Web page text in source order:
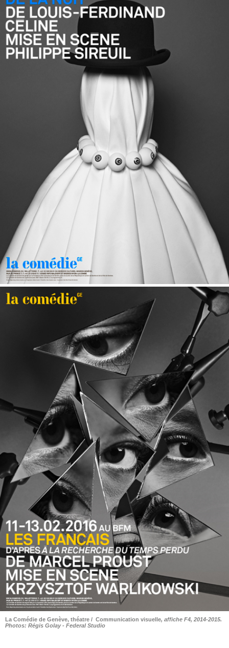
La Comédie de Genève, théatre / Communication visuelle, affiche F4, 2014-2015.
Photos: Régis Golay - Federal Studio